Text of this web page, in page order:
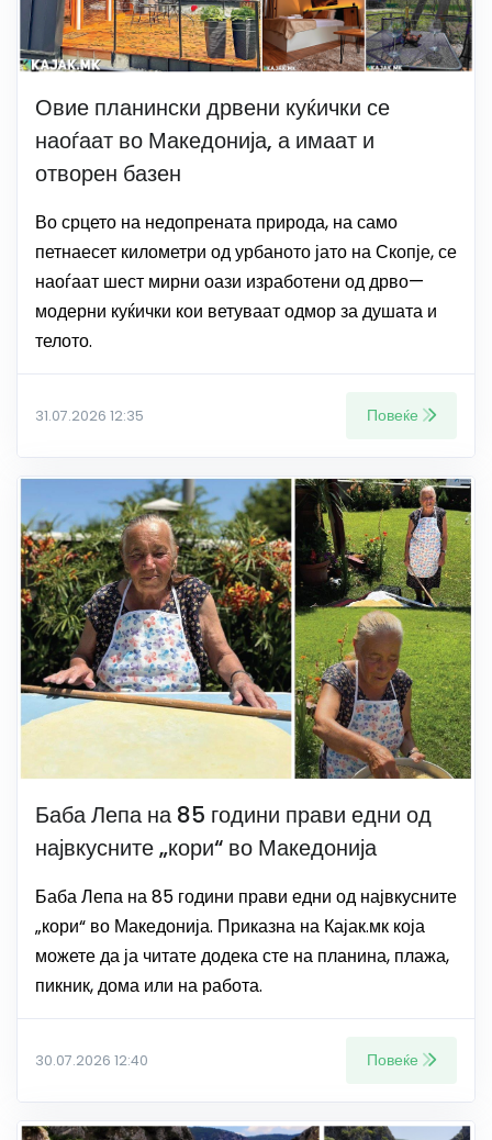
Овие планински дрвени куќички се
наоѓаат во Македонија, а имаат и
отворен базен
Во срцето на недопрената природа, на само
петнаесет километри од урбаното јато на Скопје, се
наоѓаат шест мирни оази изработени од дрво—
модерни куќички кои ветуваат одмор за душата и
телото.
31.07.2026 12:35 Повеќе
Баба Лепа на 85 години прави едни од
највкусните „кори“ во Македонија
Баба Лепа на 85 години прави едни од највкусните
„кори“ во Македонија. Приказна на Кајак.мк која
можете да ја читате додека сте на планина, плажа,
пикник, дома или на работа.
30.07.2026 12:40 Повеќе